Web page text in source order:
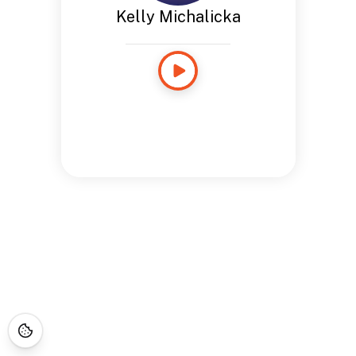
Kelly Michalicka